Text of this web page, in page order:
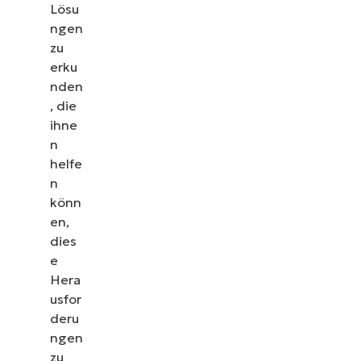
Lösu
ngen
zu
erku
nden
, die
ihne
n
helfe
n
könn
en,
dies
e
Hera
usfor
deru
ngen
zu
erfahren Sie, wie NinjaOne IT-Aufgaben wie
Endpunkt-Management, Patching, MDM,